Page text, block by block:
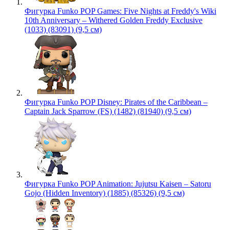
Фигурка Funko POP Games: Five Nights at Freddy's Wiki
10th Anniversary – Withered Golden Freddy Exclusive
(1033) (83091) (9,5 см)
Фигурка Funko POP Disney: Pirates of the Caribbean –
Captain Jack Sparrow (FS) (1482) (81940) (9,5 см)
Фигурка Funko POP Animation: Jujutsu Kaisen – Satoru
Gojo (Hidden Inventory) (1885) (85326) (9,5 см)